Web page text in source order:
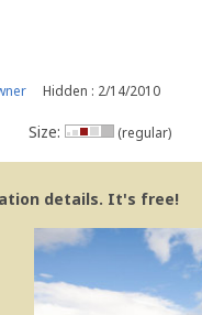
Hidden : 2/14/2010
Size: (regular)
details. It's free!